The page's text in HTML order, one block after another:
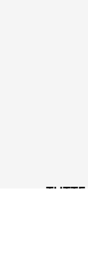
TUTTE